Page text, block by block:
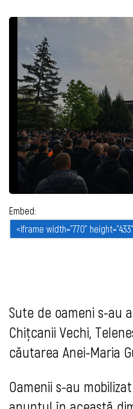
Embed:
Sute de oameni s-au
Chițcanii Vechi,
căutarea Anei-Maria
Oamenii s-au